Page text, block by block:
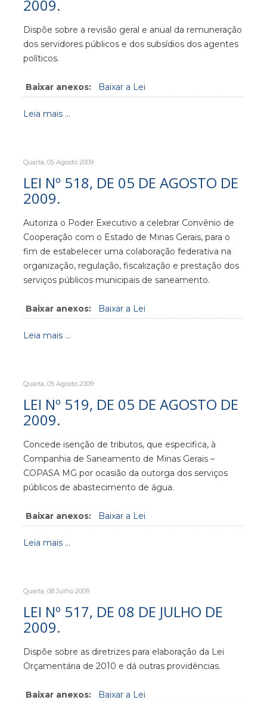
2009.
Dispõe sobre a revisão geral e anual da remuneração
dos servidores públicos e dos subsídios dos agentes
políticos.
Baixar anexos: Baixar a Lei
Leia mais ...
Quarta, 05 Agosto 2009
LEI Nº 518, DE 05 DE AGOSTO DE
2009.
Autoriza o Poder Executivo a celebrar Convênio de
Cooperação com o Estado de Minas Gerais, para o
fim de estabelecer uma colaboração federativa na
organização, regulação, fiscalização e prestação dos
serviços públicos municipais de saneamento.
Baixar anexos: Baixar a Lei
Leia mais ...
Quarta, 05 Agosto 2009
LEI Nº 519, DE 05 DE AGOSTO DE
2009.
Concede isenção de tributos, que especifica, à
Companhia de Saneamento de Minas Gerais –
COPASA MG por ocasião da outorga dos serviços
públicos de abastecimento de água.
Baixar anexos: Baixar a Lei
Leia mais ...
Quarta, 08 Julho 2009
LEI Nº 517, DE 08 DE JULHO DE
2009.
Dispõe sobre as diretrizes para elaboração da Lei
Orçamentária de 2010 e dá outras providências.
Baixar anexos: Baixar a Lei